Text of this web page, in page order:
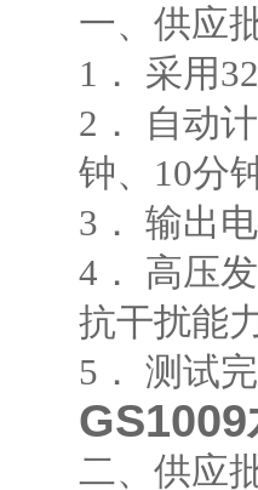
一、供应
1． 采用
2． 自动
钟、10分
3． 输出
4． 高压
抗干扰能
5． 测试
二、供应